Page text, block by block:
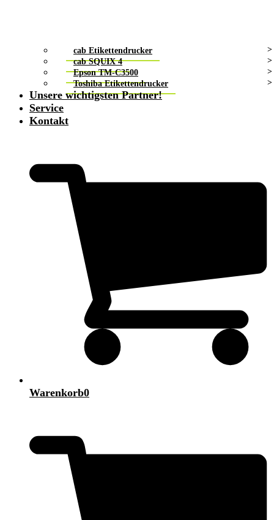
cab Etikettendrucker
cab SQUIX 4
Epson TM-C3500
Toshiba Etikettendrucker
Unsere wichtigsten Partner!
Service
Kontakt
Warenkorb0